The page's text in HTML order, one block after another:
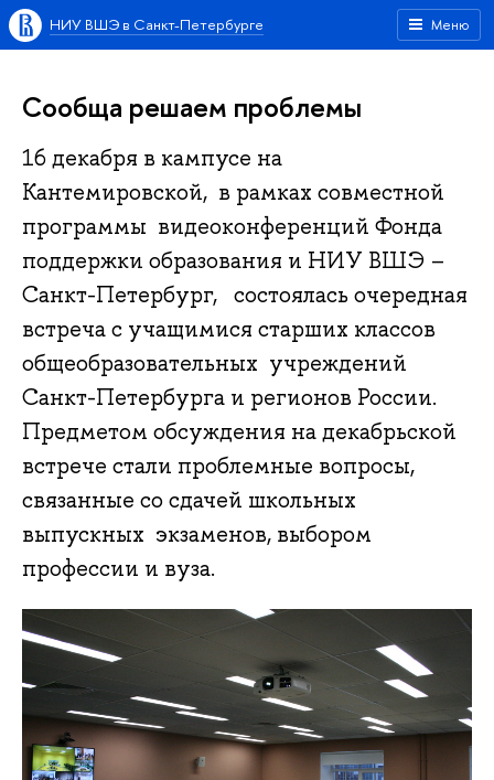
Меню
НИУ ВШЭ в Санкт-Петербурге
Сообща решаем проблемы
16 декабря в кампусе на
Кантемировской, в рамках совместной
программы видеоконференций Фонда
поддержки образования и НИУ ВШЭ –
Санкт-Петербург, состоялась очередная
встреча с учащимися старших классов
общеобразовательных учреждений
Санкт-Петербурга и регионов России.
Предметом обсуждения на декабрьской
встрече стали проблемные вопросы,
связанные со сдачей школьных
выпускных экзаменов, выбором
профессии и вуза.